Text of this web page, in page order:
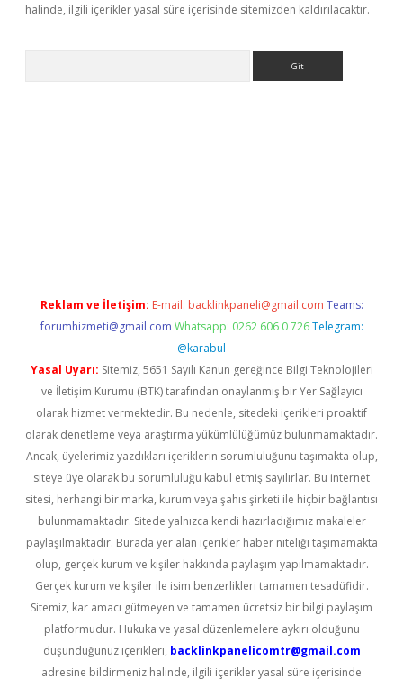
halinde, ilgili içerikler yasal süre içerisinde sitemizden kaldırılacaktır.
Reklam ve İletişim: E-mail: backlinkpaneli@gmail.com Teams:
forumhizmeti@gmail.com Whatsapp: 0262 606 0 726 Telegram:
@karabul
Yasal Uyarı: Sitemiz, 5651 Sayılı Kanun gereğince Bilgi Teknolojileri
ve İletişim Kurumu (BTK) tarafından onaylanmış bir Yer Sağlayıcı
olarak hizmet vermektedir. Bu nedenle, sitedeki içerikleri proaktif
olarak denetleme veya araştırma yükümlülüğümüz bulunmamaktadır.
Ancak, üyelerimiz yazdıkları içeriklerin sorumluluğunu taşımakta olup,
siteye üye olarak bu sorumluluğu kabul etmiş sayılırlar. Bu internet
sitesi, herhangi bir marka, kurum veya şahıs şirketi ile hiçbir bağlantısı
bulunmamaktadır. Sitede yalnızca kendi hazırladığımız makaleler
paylaşılmaktadır. Burada yer alan içerikler haber niteliği taşımamakta
olup, gerçek kurum ve kişiler hakkında paylaşım yapılmamaktadır.
Gerçek kurum ve kişiler ile isim benzerlikleri tamamen tesadüfidir.
Sitemiz, kar amacı gütmeyen ve tamamen ücretsiz bir bilgi paylaşım
platformudur. Hukuka ve yasal düzenlemelere aykırı olduğunu
düşündüğünüz içerikleri, backlinkpanelicomtr@gmail.com
adresine bildirmeniz halinde, ilgili içerikler yasal süre içerisinde